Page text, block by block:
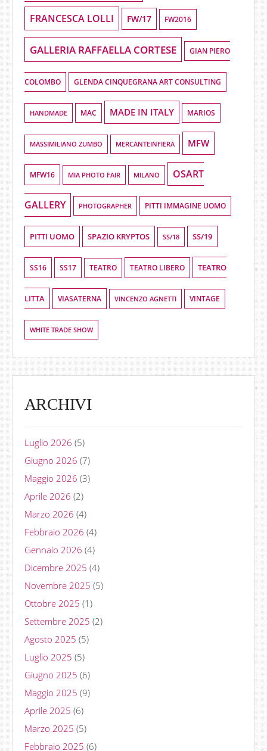
FRANCESCA LOLLI FW/17 FW2016
GALLERIA RAFFAELLA CORTESE GIAN PIERO
COLOMBO GLENDA CINQUEGRANA ART CONSULTING
HANDMADE MAC MADE IN ITALY MARIOS
MASSIMILIANO ZUMBO MERCANTEINFIERA MFW
MFW16 MIA PHOTO FAIR MILANO OSART
GALLERY PHOTOGRAPHER PITTI IMMAGINE UOMO
PITTI UOMO SPAZIO KRYPTOS SS/18 SS/19
SS16 SS17 TEATRO TEATRO LIBERO TEATRO
LITTA VIASATERNA VINCENZO AGNETTI VINTAGE
WHITE TRADE SHOW
ARCHIVI
Luglio 2026 (5)
Giugno 2026 (7)
Maggio 2026 (3)
Aprile 2026 (2)
Marzo 2026 (4)
Febbraio 2026 (4)
Gennaio 2026 (4)
Dicembre 2025 (4)
Novembre 2025 (5)
Ottobre 2025 (1)
Settembre 2025 (2)
Agosto 2025 (5)
Luglio 2025 (5)
Giugno 2025 (6)
Maggio 2025 (9)
Aprile 2025 (6)
Marzo 2025 (5)
Febbraio 2025 (6)